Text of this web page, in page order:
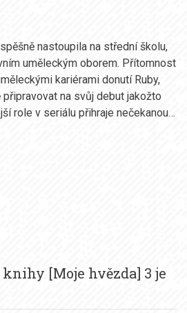
nastoupila na střední školu,
uměleckým oborem. Přítomnost
kariérami donutí Ruby,
na svůj debut jakožto
role v seriálu přihraje nečekanou…
[Moje hvězda] 3 je